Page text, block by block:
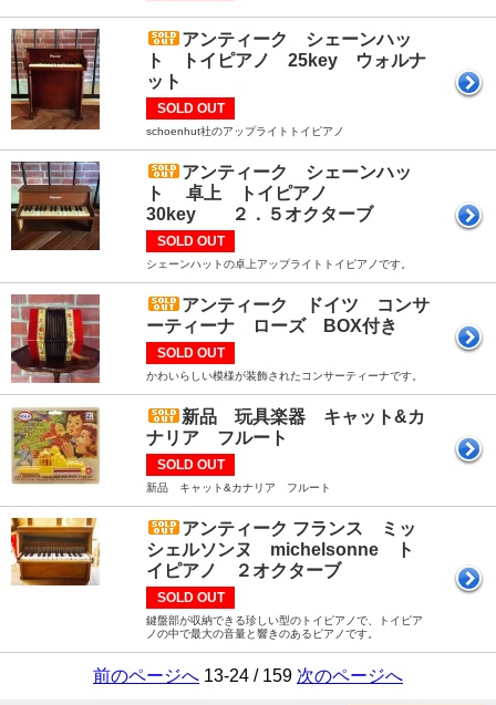
アンティーク シェーンハッ
ト トイピアノ 25key ウォルナ
ット
SOLD OUT
schoenhut社のアップライトトイピアノ
アンティーク シェーンハッ
ト 卓上 トイピアノ
30key ２．５オクターブ
SOLD OUT
シェーンハットの卓上アップライトトイピアノです。
アンティーク ドイツ コンサ
ーティーナ ローズ BOX付き
SOLD OUT
かわいらしい模様が装飾されたコンサーティーナです。
新品 玩具楽器 キャット&カ
ナリア フルート
SOLD OUT
新品 キャット&カナリア フルート
アンティーク フランス ミッ
シェルソンヌ michelsonne ト
イピアノ ２オクターブ
SOLD OUT
鍵盤部が収納できる珍しい型のトイピアノで、トイピア
ノの中で最大の音量と響きのあるピアノです。
前のページへ 13-24 / 159 次のページへ